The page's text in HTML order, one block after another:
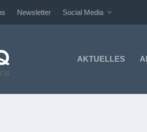
Newsletter Social Media
AKTUELLES